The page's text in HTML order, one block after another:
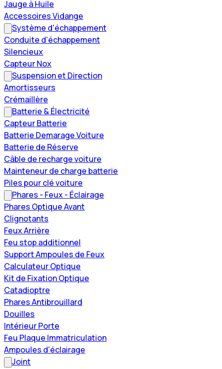
Jauge à Huile
Accessoires Vidange
Système d'échappement
Conduite d'échappement
Silencieux
Capteur Nox
Suspension et Direction
Amortisseurs
Crémaillère
Batterie & Électricité
Capteur Batterie
Batterie Demarage Voiture
Batterie de Réserve
Câble de recharge voiture
Mainteneur de charge batterie
Piles pour clé voiture
Phares - Feux - Éclairage
Phares Optique Avant
Clignotants
Feux Arrière
Feu stop additionnel
Support Ampoules de Feux
Calculateur Optique
Kit de Fixation Optique
Catadioptre
Phares Antibrouillard
Douilles
Intérieur Porte
Feu Plaque Immatriculation
Ampoules d'éclairage
Joint